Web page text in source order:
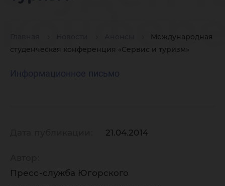
Международная
студенческая конференция «Сервис и туризм»
Информационное письмо
21.04.2014
Пресс-служба Югорского